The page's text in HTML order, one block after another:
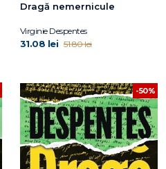
Dragă nemernicule
Virginie Despentes
31.08 lei 51.80 lei
-50%